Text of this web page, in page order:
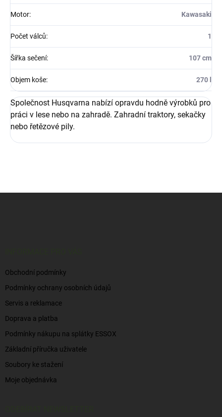
Motor: Kawasaki
Počet válců: 1
Šířka sečení: 107 cm
Objem koše: 270 l
Společnost Husqvarna nabízí opravdu hodně výrobků pro
práci v lese nebo na zahradě. Zahradní traktory, sekačky
nebo řetězové pily.
Obchodní podmínky
Podmínky ochrany osobních údajů
Servis a reklamace
Doprava a platba
Podmínky nákupu na splátky ESSOX
Základní příručka uživatele
Soubory ke stažení
Moje objednávka